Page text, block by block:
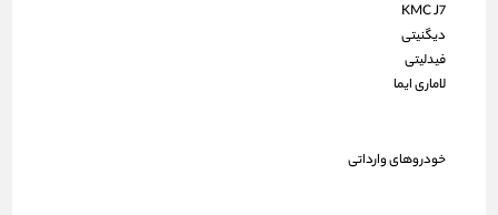
KMC J7
دیگنیتی
فیدلیتی
لاماری ایما
خودروهای وارداتی